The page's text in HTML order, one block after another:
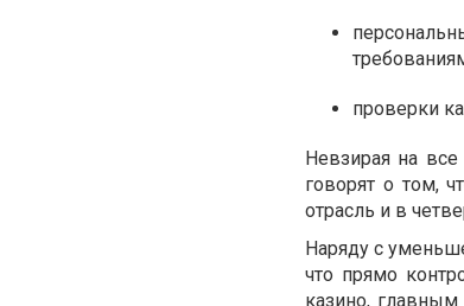
проверки
Невзирая на
говорят о том,
отрасль и в
Наряду с
что прямо
казино, главным